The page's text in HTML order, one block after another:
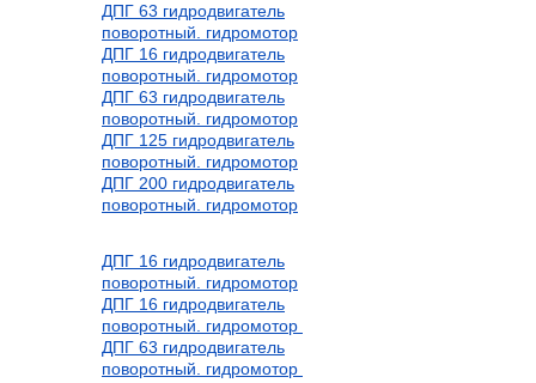
ДПГ 63 гидродвигатель
поворотный. гидромотор
ДПГ 16 гидродвигатель
поворотный. гидромотор
ДПГ 63 гидродвигатель
поворотный. гидромотор
ДПГ 125 гидродвигатель
поворотный. гидромотор
ДПГ 200 гидродвигатель
поворотный. гидромотор
ДПГ 16 гидродвигатель
поворотный. гидромотор
ДПГ 16 гидродвигатель
поворотный. гидромотор
ДПГ 63 гидродвигатель
поворотный. гидромотор